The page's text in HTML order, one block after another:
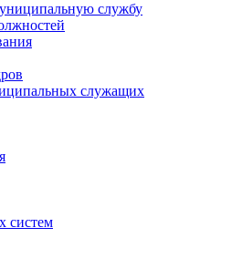
службу
служащих
систем